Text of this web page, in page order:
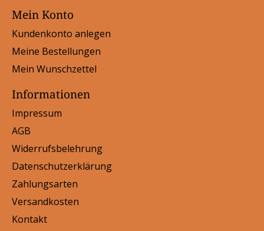
Mein Konto
Kundenkonto anlegen
Meine Bestellungen
Mein Wunschzettel
Informationen
Impressum
AGB
Widerrufsbelehrung
Datenschutzerklärung
Zahlungsarten
Versandkosten
Kontakt